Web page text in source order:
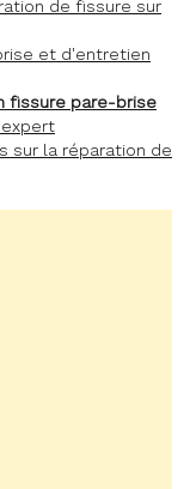
de fissure sur
et d'entretien
fissure pare-brise
sur la réparation de